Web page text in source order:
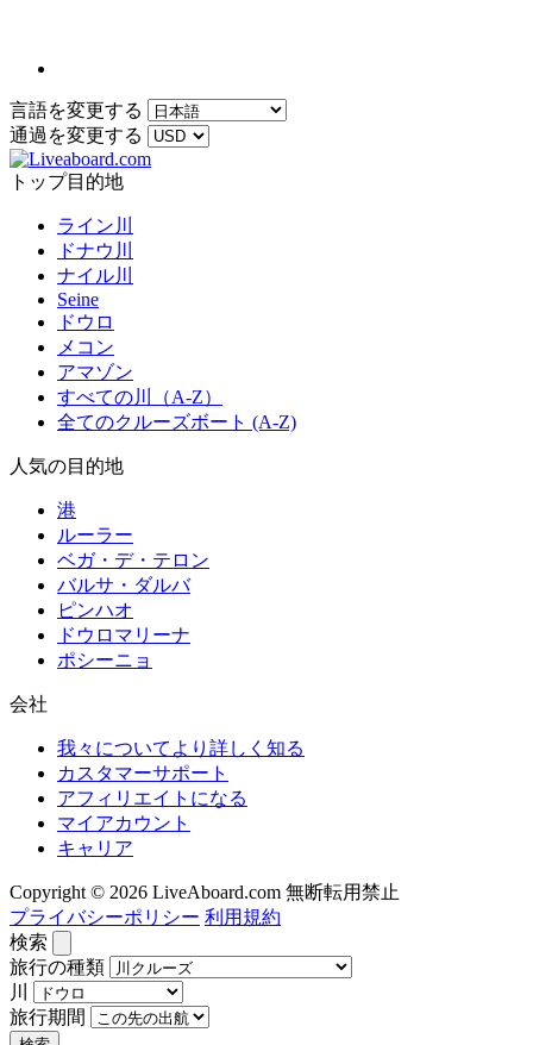
言語を変更する
通過を変更する
トップ目的地
ライン川
ドナウ川
ナイル川
Seine
ドウロ
メコン
アマゾン
すべての川（A-Z）
全てのクルーズボート (A-Z)
人気の目的地
港
ルーラー
ベガ・デ・テロン
バルサ・ダルバ
ピンハオ
ドウロマリーナ
ポシーニョ
会社
我々についてより詳しく知る
カスタマーサポート
アフィリエイトになる
マイアカウント
キャリア
Copyright © 2026 LiveAboard.com 無断転用禁止
プライバシーポリシー 利用規約
検索
旅行の種類
川
旅行期間